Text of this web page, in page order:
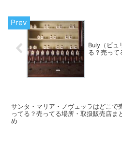
Buly（ビュ
る？売って
サンタ・マリア・ノヴェッラはどこで
ってる？売ってる場所・取扱販売店ま
め